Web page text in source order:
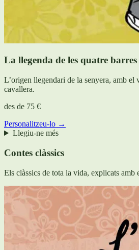
La llegenda de les quatre barres
L’origen llegendari de la senyera, amb el
cavallera.
des de 75 €
Personalitzeu-lo →
Llegiu-ne més
Contes clàssics
Els clàssics de tota la vida, explicats amb